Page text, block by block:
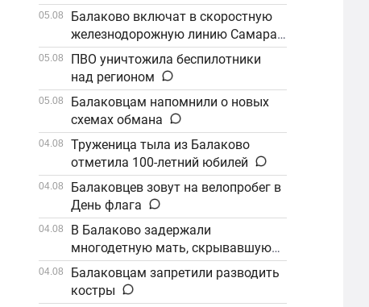
05.08
Балаково включат в скоростную
железнодорожную линию Самара–
Саратов
05.08
ПВО уничтожила беспилотники
над регионом
05.08
Балаковцам напомнили о новых
схемах обмана
04.08
Труженица тыла из Балаково
отметила 100-летний юбилей
04.08
Балаковцев зовут на велопробег в
День флага
04.08
В Балаково задержали
многодетную мать, скрывавшуюся
от алиментов
04.08
Балаковцам запретили разводить
костры